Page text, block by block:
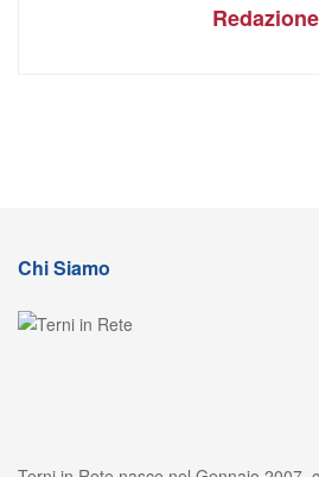
Redazione
Chi Siamo